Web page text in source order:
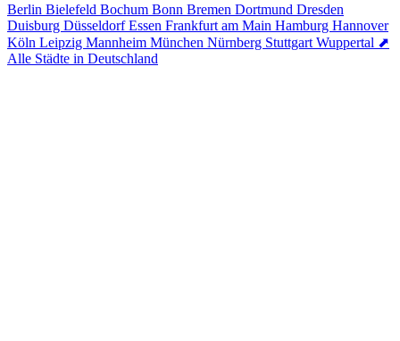
Berlin Bielefeld Bochum Bonn Bremen Dortmund Dresden
Duisburg DüsseldorfEssen Frankfurt am Main Hamburg Hannover
Köln Leipzig Mannheim München Nürnberg Stuttgart Wuppertal ⬈
Alle Städte in Deutschland